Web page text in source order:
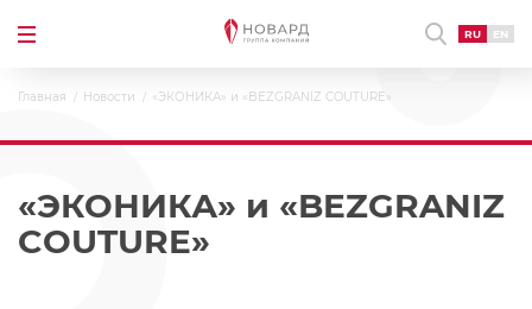
RU EN
Главная Новости «ЭКОНИКА» и «BEZGRANIZ COUTURE»
«ЭКОНИКА» и «BEZGRANIZ
COUTURE»